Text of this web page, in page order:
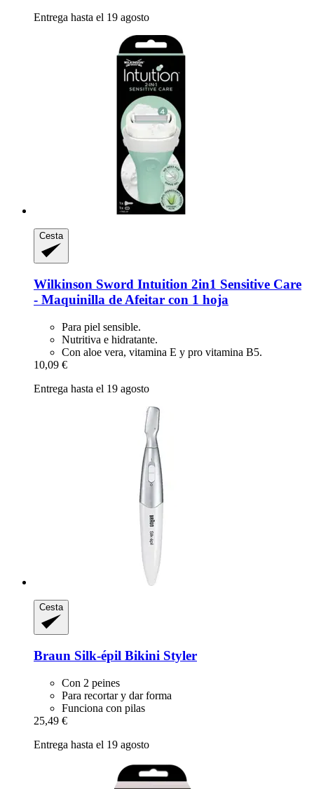
Entrega hasta el 19 agosto
Cesta
Wilkinson Sword Intuition 2in1 Sensitive Care
-​ Maquinilla de Afeitar con 1 hoja
Para piel sensible.
Nutritiva e hidratante.
Con aloe vera, vitamina E y pro vitamina B5.
10,09 €
Entrega hasta el 19 agosto
Cesta
Braun Silk-​épil Bikini Styler
Con 2 peines
Para recortar y dar forma
Funciona con pilas
25,49 €
Entrega hasta el 19 agosto